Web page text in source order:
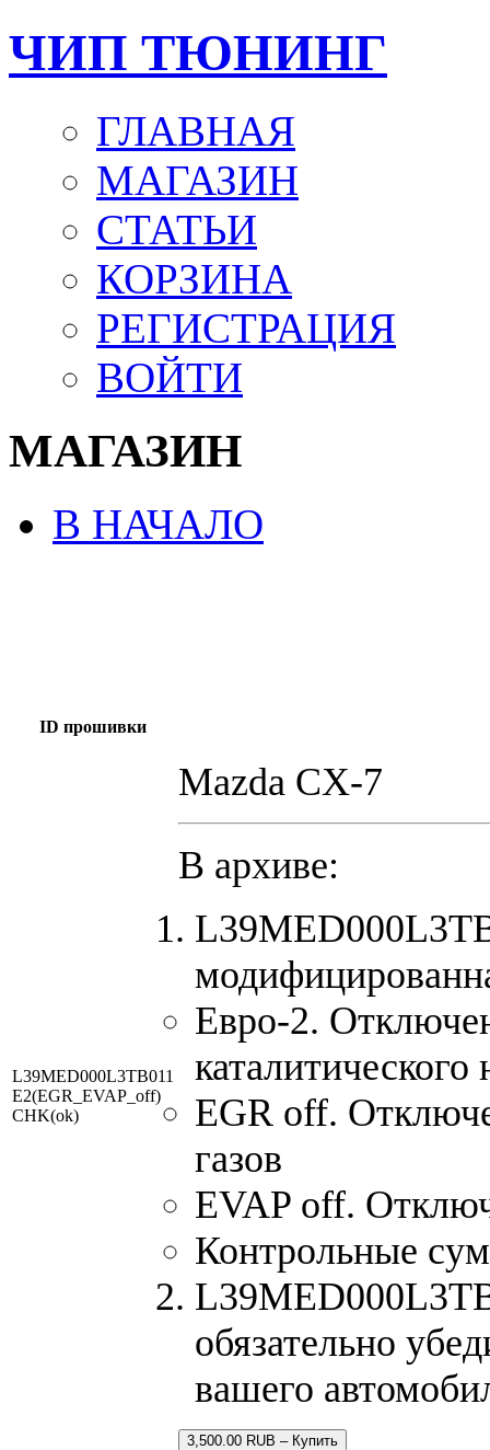
ЧИП ТЮНИНГ
ГЛАВНАЯ
МАГАЗИН
СТАТЬИ
КОРЗИНА
РЕГИСТРАЦИЯ
ВОЙТИ
МАГАЗИН
В НАЧАЛО
ID прошивки
L39MED000L3TB011
E2(EGR_EVAP_off)
CHK(ok)
Mazda CX-7
В архиве:
Евро-2.
каталитического
EGR off.
газов
EVAP off.
Контрольные
обязательно
вашего
3,500.00 RUB – Купить